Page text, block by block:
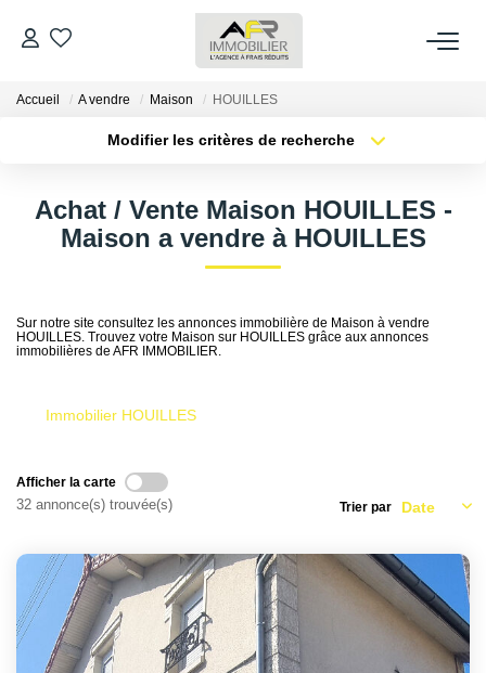
ACHETER
ESTIMER
Qui Sommes Nous
AFR IMMOBILIER Carrières-Sur-Seine
AFR IMMOBILIER Chatou - Transaction
AFR IMMOBILIER Houilles
AFR IMMOBILIER Sartrouville
Accueil A vendre Maison HOUILLES
Modifier les critères de recherche
Sélectionnez...
Type de bien
Surface min
Créer une alerte
Achat / Vente Maison HOUILLES -
Maison a vendre à HOUILLES
Sur notre site consultez les annonces immobilière de Maison à vendre
HOUILLES. Trouvez votre Maison sur HOUILLES grâce aux annonces
immobilières de AFR IMMOBILIER.
Immobilier HOUILLES
Afficher la carte
32 annonce(s) trouvée(s) Trier par